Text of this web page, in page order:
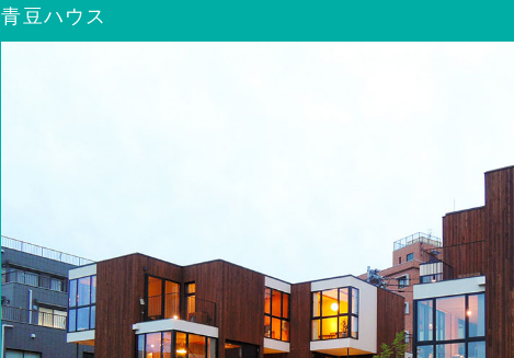
青豆ハウス